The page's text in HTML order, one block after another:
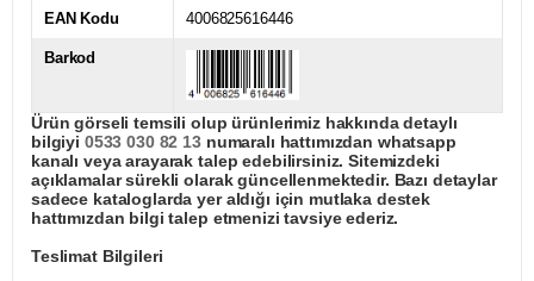
EAN Kodu 4006825616446
Barkod
Ürün görseli temsili olup ürünlerimiz hakkında detaylı
bilgiyi 0533 030 82 13numaralı hattımızdan whatsapp
kanalı veya arayarak talep edebilirsiniz. Sitemizdeki
açıklamalar sürekli olarak güncellenmektedir. Bazı detaylar
sadece kataloglarda yer aldığı için mutlaka destek
hattımızdan bilgi talep etmenizi tavsiye ederiz.
Teslimat Bilgileri